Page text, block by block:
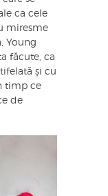
ca cele
miresme
Young
făcute, ca
și cu
timp ce
de